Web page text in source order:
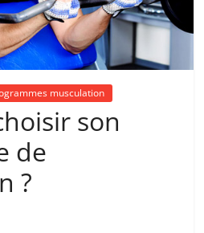
musculation
son
de
?